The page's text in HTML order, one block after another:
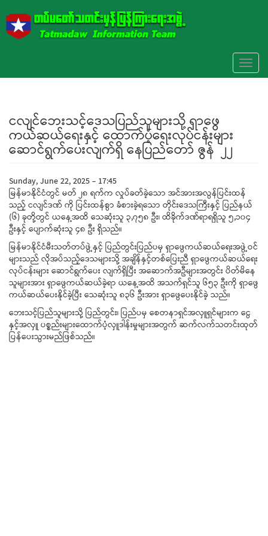
ငလျင်ဘေးသင့်ဒေသပြည်သူများသို့ ရှာဖွေ
ကယ်ဆယ်ရေးနှင့် ထောက်ပံ့ရေးလုပ်ငန်းများ
ဆောင်ရွက်ပေးလျက်ရှိ နေပြည်တော် ဇွန် ၂၂
Sunday, June 22, 2025 - 17:45
မြန်မာနိုင်ငံတွင် မတ် ၂၈ ရက်က လှုပ်ခတ်ခဲ့သော အင်အားအလွန်ပြင်းထန်
သည့် ငလျင်ဒဏ် ကို ပြင်းထန်စွာ ခံစားခဲ့ရသော တိုင်းဒေသကြီးနှင့် ပြည်နယ်
(၆) ခုတို့တွင် ယနေ့အထိ သေဆုံးသူ ၃,၇၅၈ ဦး၊ ထိခိုက်ဒဏ်ရာရရှိသူ ၅,၁၀၄
ဦးနှင့် ပျောက်ဆုံးသူ ၄၈ ဦး ရှိသည်။
မြန်မာနိုင်ငံမီးသတ်တပ်ဖွဲ့နှင့် ပြည်တွင်းပြည်ပမှ ရှာဖွေကယ်ဆယ်ရေးအဖွဲ့ဝင်
များသည် လိုအပ်သည့်ဒေသများသို့ အချိန်နှင့်တစ်ပြေးညီ ရှာဖွေကယ်ဆယ်ရေး
လုပ်ငန်းများ ဆောင်ရွက်ပေး လျက်ရှိပြီး အဆောက်အဦများအတွင်း ပိတ်မိနေ
သူများအား ရှာဖွေကယ်ဆယ်ခဲ့ရာ ယနေ့အထိ အသက်ရှင်သူ ၆၅၃ ဦးကို ရှာဖွေ
ကယ်ဆယ်ပေးနိုင်ခဲ့ပြီး သေဆုံးသူ ၈၃၆ ဦးအား ရှာဖွေပေးနိုင်ခဲ့ သည်။
ဘေးသင့်ပြည်သူများသို့ ပြည်တွင်း၊ ပြည်ပမှ စေတနာရှင်အလှူရှင်များက ငွေ
နှင့်အလှူ ပစ္စည်းများထောက်ပံ့လှူဒါန်းမှုများအတွက် ဆက်လက်သတင်းထုတ်
ပြန်ပေးသွားမည်ဖြစ်သည်။